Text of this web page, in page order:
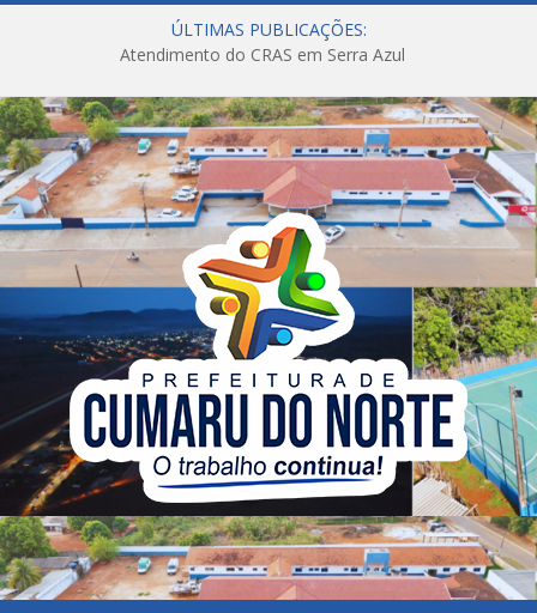
ÚLTIMAS PUBLICAÇÕES:
Atendimento do CRAS em Serra Azul